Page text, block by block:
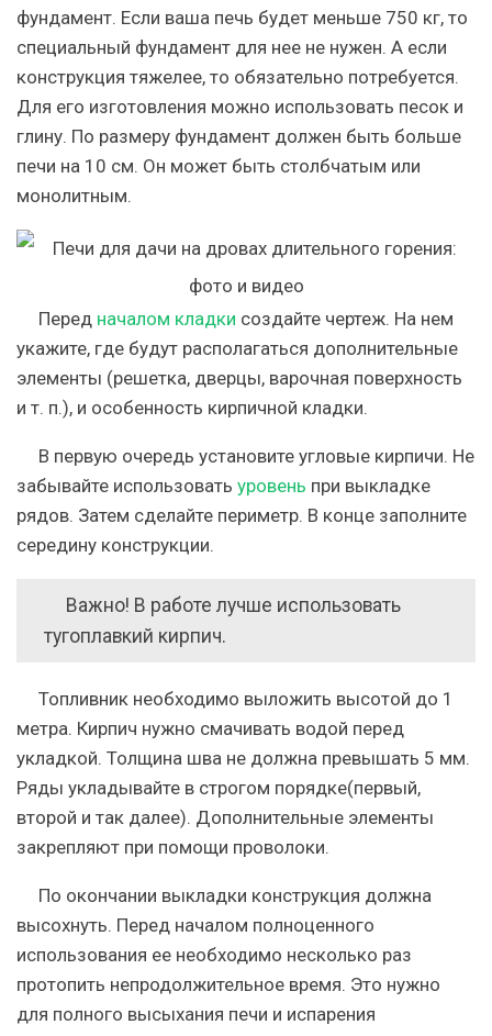
фундамент. Если ваша печь будет меньше 750 кг, то
специальный фундамент для нее не нужен. А если
конструкция тяжелее, то обязательно потребуется.
Для его изготовления можно использовать песок и
глину. По размеру фундамент должен быть больше
печи на 10 см. Он может быть столбчатым или
монолитным.
Перед началом кладки создайте чертеж. На нем
укажите, где будут располагаться дополнительные
элементы (решетка, дверцы, варочная поверхность
и т. п.), и особенность кирпичной кладки.
В первую очередь установите угловые кирпичи. Не
забывайте использовать уровень при выкладке
рядов. Затем сделайте периметр. В конце заполните
середину конструкции.
Важно! В работе лучше использовать
тугоплавкий кирпич.
Топливник необходимо выложить высотой до 1
метра. Кирпич нужно смачивать водой перед
укладкой. Толщина шва не должна превышать 5 мм.
Ряды укладывайте в строгом порядке(первый,
второй и так далее). Дополнительные элементы
закрепляют при помощи проволоки.
По окончании выкладки конструкция должна
высохнуть. Перед началом полноценного
использования ее необходимо несколько раз
протопить непродолжительное время. Это нужно
для полного высыхания печи и испарения